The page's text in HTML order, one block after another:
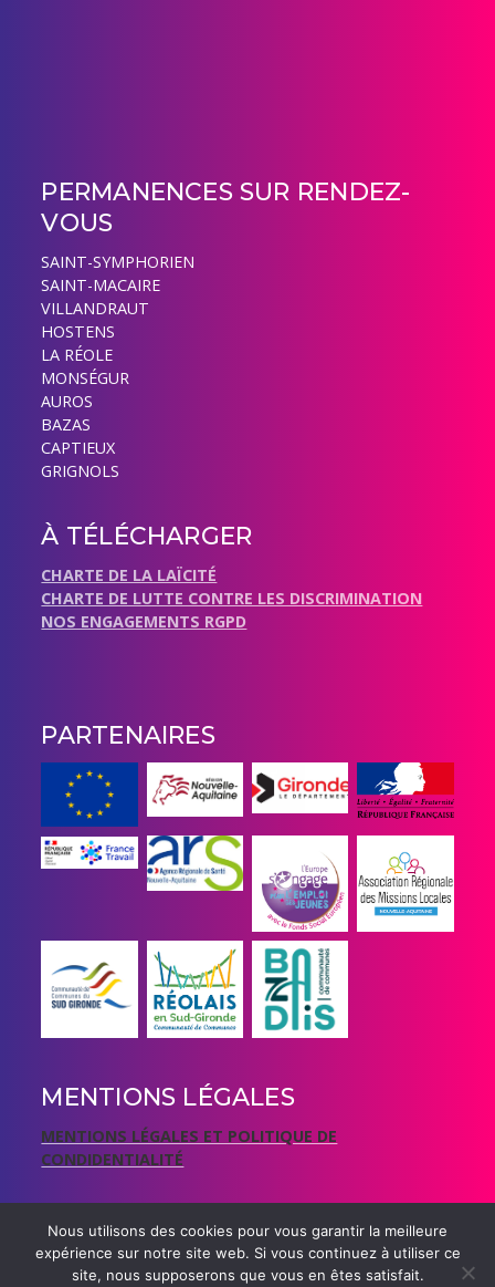
PERMANENCES SUR RENDEZ-
VOUS
SAINT-SYMPHORIEN
SAINT-MACAIRE
VILLANDRAUT
HOSTENS
LA RÉOLE
MONSÉGUR
AUROS
BAZAS
CAPTIEUX
GRIGNOLS
À TÉLÉCHARGER
CHARTE DE LA LAÏCITÉ
CHARTE DE LUTTE CONTRE LES DISCRIMINATION
NOS ENGAGEMENTS RGPD
PARTENAIRES
MENTIONS LÉGALES
MENTIONS LÉGALES ET POLITIQUE DE
CONDIDENTIALITÉ
Nous utilisons des cookies pour vous garantir la meilleure
expérience sur notre site web. Si vous continuez à utiliser ce
site, nous supposerons que vous en êtes satisfait.